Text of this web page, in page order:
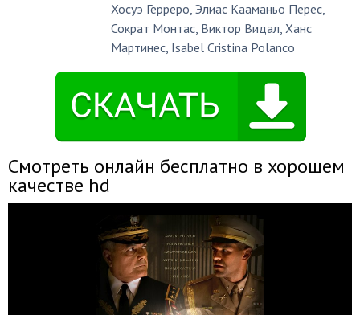
Хосуэ Герреро,Элиас Кааманьо Перес,
Сократ Монтас, Виктор Видал,Ханс
Мартинес, Isabel Cristina Polanco
Смотреть онлайн бесплатно в хорошем
качестве hd